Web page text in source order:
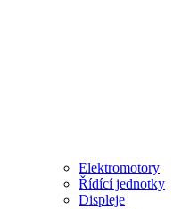
Elektromotory
Řídící jednotky
Displeje